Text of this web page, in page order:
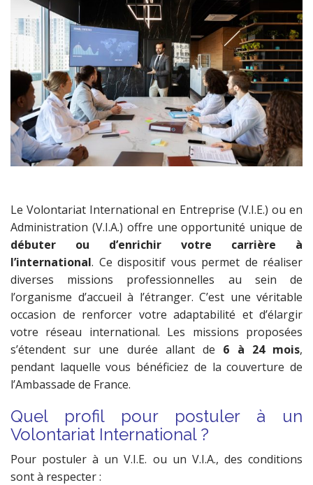
Le Volontariat International en Entreprise (V.I.E.) ou en
Administration (V.I.A.) offre une opportunité unique de
débuter ou d’enrichir votre carrière à
l’international. Ce dispositif vous permet de réaliser
diverses missions professionnelles au sein de
l’organisme d’accueil à l’étranger. C’est une véritable
occasion de renforcer votre adaptabilité et d’élargir
votre réseau international. Les missions proposées
s’étendent sur une durée allant de 6 à 24 mois,
pendant laquelle vous bénéficiez de la couverture de
l’Ambassade de France.
Quel profil pour postuler à un
Volontariat International ?
Pour postuler à un V.I.E. ou un V.I.A., des conditions
sont à respecter :